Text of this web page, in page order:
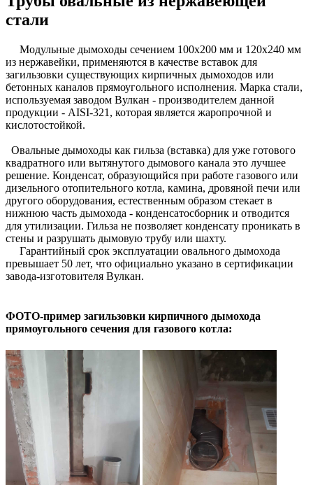
стали
Модульные дымоходы сечением 100х200 мм и 120х240 мм
из нержавейки, применяются в качестве вставок для
загильзовки существующих кирпичных дымоходов или
бетонных каналов прямоугольного исполнения. Марка стали,
используемая заводом Вулкан - производителем данной
продукции - AISI-321, которая является жаропрочной и
кислотостойкой.
Овальные дымоходы как гильза (вставка) для уже готового
квадратного или вытянутого дымового канала это лучшее
решение. Конденсат, образующийся при работе газового или
дизельного отопительного котла, камина, дровяной печи или
другого оборудования, естественным образом стекает в
нижнюю часть дымохода - конденсатосборник и отводится
для утилизации. Гильза не позволяет конденсату проникать в
стены и разрушать дымовую трубу или шахту.
Гарантийный срок эксплуатации овального дымохода
превышает 50 лет, что официально указано в сертификации
завода-изготовителя Вулкан.
ФОТО-пример загильзовки кирпичного дымохода
прямоугольного сечения для газового котла: